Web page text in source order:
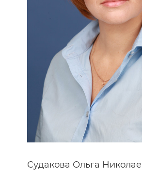
Судакова Ольга